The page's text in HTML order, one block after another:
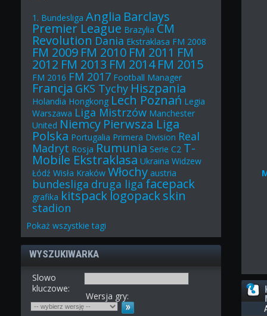
1. Bundesliga Anglia Barclays
Premier League Brazylia CM
Revolution Dania Ekstraklasa FM 2008
FM 2009 FM 2010 FM 2011 FM
2012 FM 2013 FM 2014 FM 2015
FM 2016 FM 2017 Football Manager
Francja GKS Tychy Hiszpania
Holandia Hongkong Lech Poznań Legia
Warszawa Liga Mistrzów Manchester
United Niemcy Pierwsza Liga
Polska Portugalia Primera Division Real
Madryt Rosja Rumunia Serie C2 T-
Mobile Ekstraklasa Ukraina Widzew
Łódź Wisła Kraków Włochy austria
bundesliga druga ligafacepack
grafika kitspacklogopackskin
stadion
Pokażwszystkie tagi
WYSZUKIWARKA
Slowo
kluczowe:
Wersja gry: